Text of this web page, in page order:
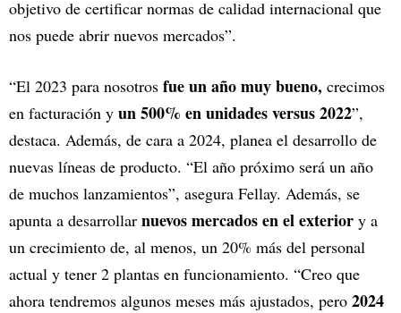
objetivo de certificar normas de calidad internacional que
nos puede abrir nuevos mercados”.
“El 2023 para nosotros fue un año muy bueno, crecimos
en facturación y un 500% en unidades versus 2022”,
destaca. Además, de cara a 2024, planea el desarrollo de
nuevas líneas de producto. “El año próximo será un año
de muchos lanzamientos”, asegura Fellay. Además, se
apunta a desarrollar nuevos mercados en el exterior y a
un crecimiento de, al menos, un 20% más del personal
actual y tener 2 plantas en funcionamiento. “Creo que
ahora tendremos algunos meses más ajustados, pero 2024